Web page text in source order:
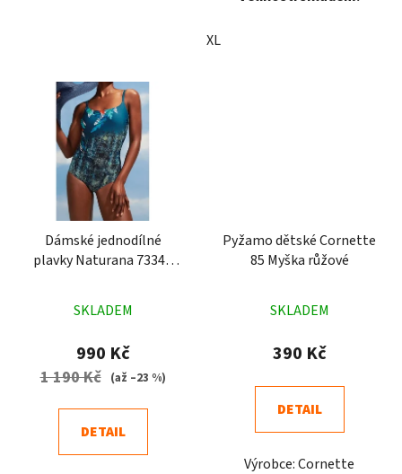
XL
Dámské jednodílné
plavky Naturana 73341
hodnocení
produktu
je
5
SKLADEM
990 Kč
1 190 Kč (až –23 %)
DETAIL
Pyžamo dětské Cornette
85 Myška růžové
hodnocení
produktu
5,0
z
hvězdiček.
SKLADEM
390 Kč
DETAIL
Výrobce: Cornette